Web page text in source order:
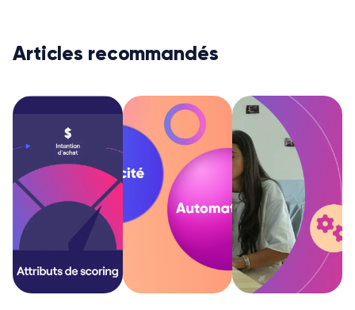
Articles recommandés